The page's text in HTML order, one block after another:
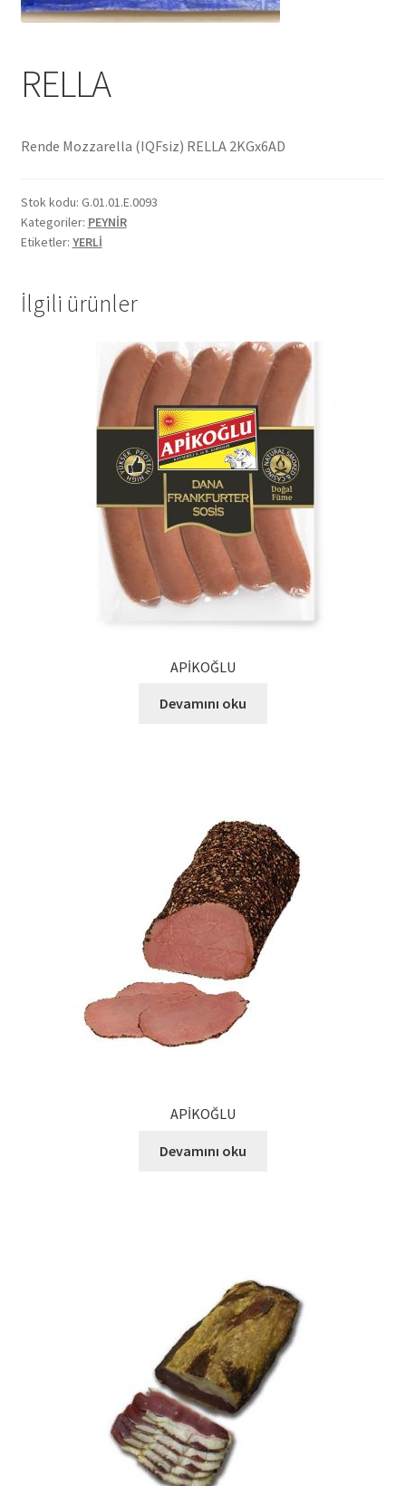
Ekol Katalog
Heinz Katalog
İnsan Kaynakları
İtalyan Mutfağı
Kalite Politikamız
La Deliziosa Katalog
Meksika Mutfağı
Yönetim Kurulu Kişiler
RELLA
Rende Mozzarella (IQFsiz) RELLA 2KGx6AD
Stok kodu: G.01.01.E.0093
Kategoriler: PEYNİR
Etiketler: YERLİ
İlgili ürünler
APİKOĞLU
Devamını oku
APİKOĞLU
Devamını oku